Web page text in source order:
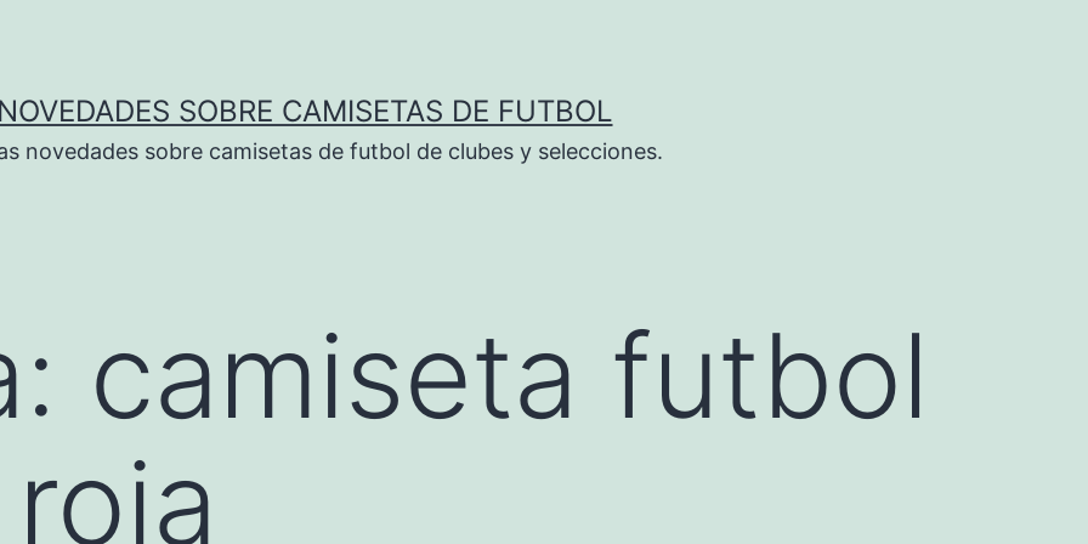
SOBRE CAMISETAS DE FUTBOL
novedades sobre camisetas de futbol de clubes y selecciones.
camiseta futbol